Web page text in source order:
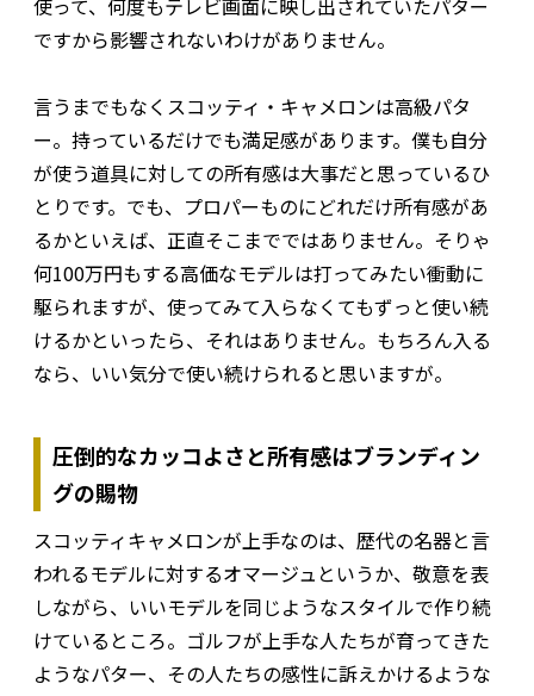
使って、何度もテレビ画面に映し出されていたパター
ですから影響されないわけがありません。
言うまでもなくスコッティ・キャメロンは高級パタ
ー。持っているだけでも満足感があります。僕も自分
が使う道具に対しての所有感は大事だと思っているひ
とりです。でも、プロパーものにどれだけ所有感があ
るかといえば、正直そこまでではありません。そりゃ
何100万円もする高価なモデルは打ってみたい衝動に
駆られますが、使ってみて入らなくてもずっと使い続
けるかといったら、それはありません。もちろん入る
なら、いい気分で使い続けられると思いますが。
圧倒的なカッコよさと所有感はブランディン
グの賜物
スコッティキャメロンが上手なのは、歴代の名器と言
われるモデルに対するオマージュというか、敬意を表
しながら、いいモデルを同じようなスタイルで作り続
けているところ。ゴルフが上手な人たちが育ってきた
ようなパター、その人たちの感性に訴えかけるような